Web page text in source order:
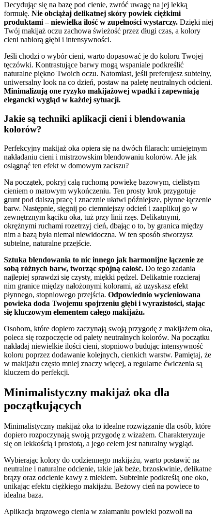
Decydując się na bazę pod cienie, zwróć uwagę na jej lekką
formułę. Nie obciążaj delikatnej skóry powiek ciężkimi
produktami – niewielka ilość w zupełności wystarczy. Dzięki niej
Twój makijaż oczu zachowa świeżość przez długi czas, a kolory
cieni nabiorą głębi i intensywności.
Jeśli chodzi o wybór cieni, warto dopasować je do koloru Twojej
tęczówki. Kontrastujące barwy mogą wspaniale podkreślić
naturalne piękno Twoich oczu. Natomiast, jeśli preferujesz subtelny,
uniwersalny look na co dzień, postaw na paletę neutralnych odcieni.
Minimalizują one ryzyko makijażowej wpadki i zapewniają
elegancki wygląd w każdej sytuacji.
Jakie są techniki aplikacji cieni i blendowania
kolorów?
Perfekcyjny makijaż oka opiera się na dwóch filarach: umiejętnym
nakładaniu cieni i mistrzowskim blendowaniu kolorów. Ale jak
osiągnąć ten efekt w domowym zaciszu?
Na początek, pokryj całą ruchomą powiekę bazowym, cielistym
cieniem o matowym wykończeniu. Ten prosty krok przygotuje
grunt pod dalszą pracę i znacznie ułatwi późniejsze, płynne łączenie
barw. Następnie, sięgnij po ciemniejszy odcień i zaaplikuj go w
zewnętrznym kąciku oka, tuż przy linii rzęs. Delikatnymi,
okrężnymi ruchami rozetrzyj cień, dbając o to, by granica między
nim a bazą była niemal niewidoczna. W ten sposób stworzysz
subtelne, naturalne przejście.
Sztuka blendowania to nic innego jak harmonijne łączenie ze
sobą różnych barw, tworząc spójną całość. Do tego zadania
najlepiej sprawdzi się czysty, miękki pędzel. Delikatnie rozcieraj
nim granice między nałożonymi kolorami, aż uzyskasz efekt
płynnego, stopniowego przejścia. Odpowiednio wycieniowana
powieka doda Twojemu spojrzeniu głębi i wyrazistości, stając
się kluczowym elementem całego makijażu.
Osobom, które dopiero zaczynają swoją przygodę z makijażem oka,
poleca się rozpoczęcie od palety neutralnych kolorów. Na początku
nakładaj niewielkie ilości cieni, stopniowo budując intensywność
koloru poprzez dodawanie kolejnych, cienkich warstw. Pamiętaj, że
w makijażu często mniej znaczy więcej, a regularne ćwiczenia są
kluczem do perfekcji.
Minimalistyczny makijaż oka dla
początkujących
Minimalistyczny makijaż oka to idealne rozwiązanie dla osób, które
dopiero rozpoczynają swoją przygodę z wizażem. Charakteryzuje
się on lekkością i prostotą, a jego celem jest naturalny wygląd.
Wybierając kolory do codziennego makijażu, warto postawić na
neutralne i naturalne odcienie, takie jak beże, brzoskwinie, delikatne
brązy oraz odcienie kawy z mlekiem. Subtelnie podkreślą one oko,
unikając efektu ciężkiego makijażu. Beżowy cień na powiece to
idealna baza.
Aplikacja brązowego cienia w załamaniu powieki pozwoli na